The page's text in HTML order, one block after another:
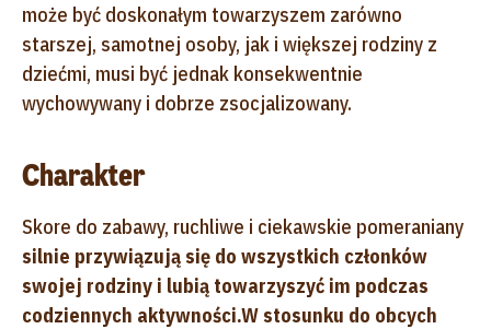
może być doskonałym towarzyszem zarówno
starszej, samotnej osoby, jak i większej rodziny z
dziećmi, musi być jednak konsekwentnie
wychowywany i dobrze zsocjalizowany.
Charakter
Skore do zabawy, ruchliwe i ciekawskie pomeraniany
silnie przywiązują się do wszystkich członków
swojej rodziny i lubią towarzyszyć im podczas
codziennych aktywności.W stosunku do obcych